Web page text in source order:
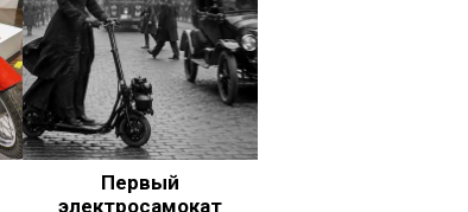
Первый
электросамокат